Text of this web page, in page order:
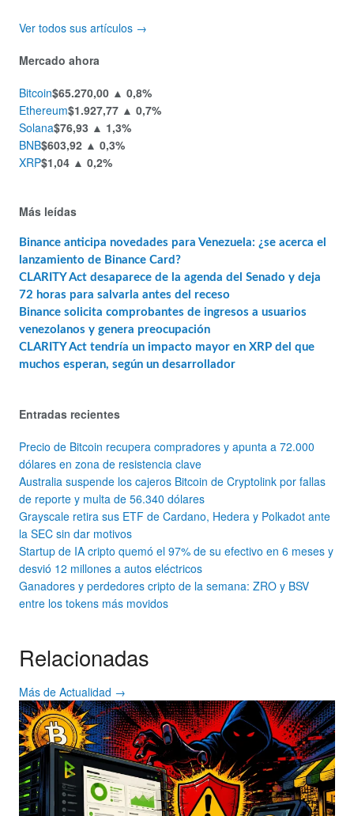
Ver todos sus artículos →
Mercado ahora
Bitcoin$65.270,00 ▲ 0,8%
Ethereum$1.927,77 ▲ 0,7%
Solana$76,93 ▲ 1,3%
BNB$603,92 ▲ 0,3%
XRP$1,04 ▲ 0,2%
Más leídas
Binance anticipa novedades para Venezuela: ¿se acerca el
lanzamiento de Binance Card?
CLARITY Act desaparece de la agenda del Senado y deja
72 horas para salvarla antes del receso
Binance solicita comprobantes de ingresos a usuarios
venezolanos y genera preocupación
CLARITY Act tendría un impacto mayor en XRP del que
muchos esperan, según un desarrollador
Entradas recientes
Precio de Bitcoin recupera compradores y apunta a 72.000
dólares en zona de resistencia clave
Australia suspende los cajeros Bitcoin de Cryptolink por fallas
de reporte y multa de 56.340 dólares
Grayscale retira sus ETF de Cardano, Hedera y Polkadot ante
la SEC sin dar motivos
Startup de IA cripto quemó el 97% de su efectivo en 6 meses y
desvió 12 millones a autos eléctricos
Ganadores y perdedores cripto de la semana: ZRO y BSV
entre los tokens más movidos
Relacionadas
Más de Actualidad →